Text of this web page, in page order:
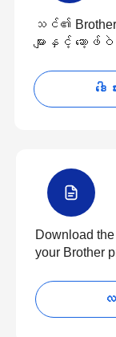
သင်၏ Brother
များနှင့် ဆော့
ဒေ
Download
your Brother